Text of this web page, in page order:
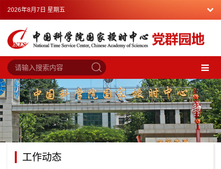
2026年8月7日 星期五
工作动态